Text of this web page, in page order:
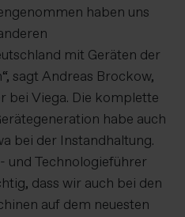
haben uns
mit Geräten der
sagt Andreas Brockow,
bei Viega. Die komplette
habe auch
bei der Instandhaltung.
und Technologieführer
dass wir auch bei den
auf dem neuesten